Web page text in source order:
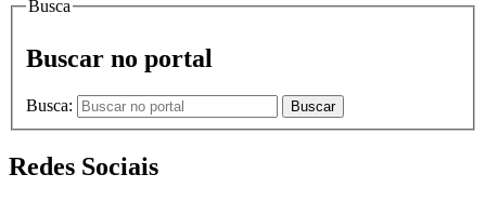
Busca
Buscar no portal
Busca: Buscar
Redes Sociais